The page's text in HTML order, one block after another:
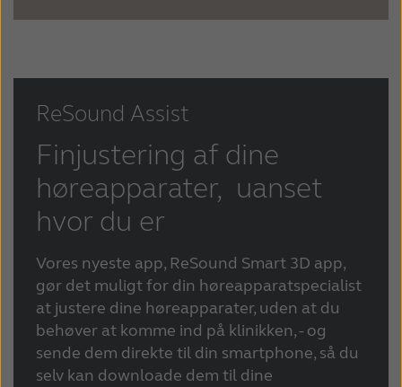
ReSound Assist
Finjustering af dine
høreapparater, uanset
hvor du er
Vores nyeste app, ReSound Smart 3D app,
gør det muligt for din høreapparatspecialist
at justere dine høreapparater, uden at du
behøver at komme ind på klinikken, - og
sende dem direkte til din smartphone, så du
selv kan downloade dem til dine